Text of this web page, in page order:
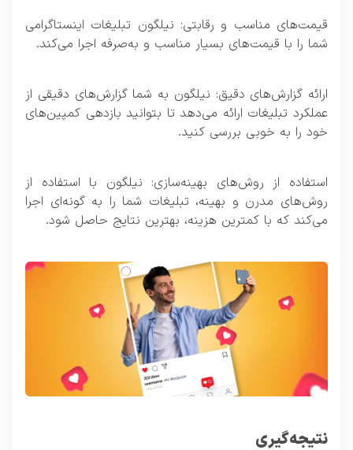
قیمت‌های مناسب و رقابتی: نیلگون تبلیغات اینستاگرامی
شما را با قیمت‌های بسیار مناسب و به‌صرفه اجرا می‌کند.
ارائه گزارش‌های دقیق: نیلگون به شما گزارش‌های دقیقی از
عملکرد تبلیغات ارائه می‌دهد تا بتوانید بازدهی کمپین‌های
خود را به خوبی بررسی کنید.
استفاده از روش‌های بهینه‌سازی: نیلگون با استفاده از
روش‌های مدرن و بهینه، تبلیغات شما را به گونه‌ای اجرا
می‌کند که با کمترین هزینه، بهترین نتایج حاصل شود.
نتیجه‌گیری